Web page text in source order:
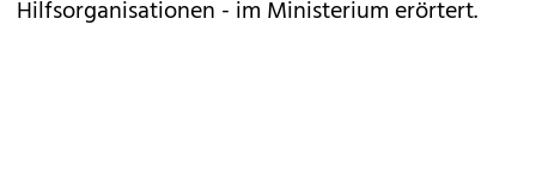
Hilfsorganisationen - im Ministerium erörtert.